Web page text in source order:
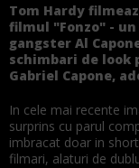
Tom Hardy
filmul "Fonzo" -
gangster Al
schimbari de look
Gabriel Capone,
In cele mai recente
surprins cu parul
imbracat doar in
filmari, alaturi de